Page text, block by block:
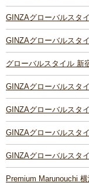
GINZAグローバルスタ
GINZAグローバルスタ
グローバルスタイル 新
GINZAグローバルスタ
GINZAグローバルスタ
GINZAグローバルスタ
GINZAグローバルスタ
Premium Marunouchi